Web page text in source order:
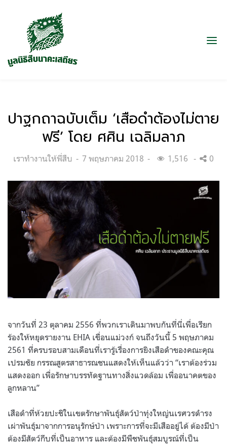
ปาฐกถาฉบับเต็ม ‘เสือดำต้องไม่ตาย
ฟรี’ โดย ศศิน เฉลิมลาภ
Categories:
เราทำงานให้พี่สืบ
Posted
7 พฤษภาคม 2018 1,516 0
จากวันที่ 23 ตุลาคม 2556 ที่พวกเราเดินมาพบกันที่นี่เพื่อเรียก
ร้องให้หยุดรายงาน EHIA เขื่อนแม่วงก์ จนถึงวันนี้ 5 พฤษภาคม
2561 ที่ครบรอบสามเดือนที่เรารู้เรื่องการยิงเสือดำของคณะคุณ
เปรมชัย กรรณสูตรสาธารณชนแสดงให้เห็นแล้วว่า “เราต้องร่วม
แสดงออก เพื่อรักษาบรรทัดฐานทางสิ่งแวดล้อม เพื่ออนาคตของ
ลูกหลาน”
เสือดำที่ห้วยปะชิในเขตรักษาพันธุ์สัตว์ป่าทุ่งใหญ่นเรศวรดำรง
เผ่าพันธุ์มาจากการอนุรักษ์ป่า เพราะการที่จะมีเสืออยู่ได้ ต้องมีป่า
ต้องมีสัตว์กีบที่เป็นอาหาร และต้องมีพืชพันธุ์สมบูรณ์ที่เป็น